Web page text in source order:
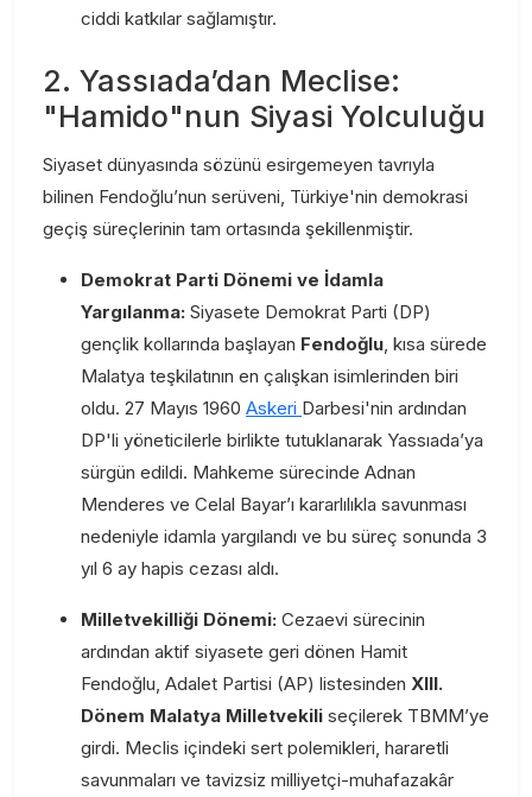
ciddi katkılar sağlamıştır.
2. Yassıada’dan Meclise:
"Hamido"nun Siyasi Yolculuğu
Siyaset dünyasında sözünü esirgemeyen tavrıyla
bilinen Fendoğlu’nun serüveni, Türkiye'nin demokrasi
geçiş süreçlerinin tam ortasında şekillenmiştir.
Demokrat Parti Dönemi ve İdamla
Yargılanma: Siyasete Demokrat Parti (DP)
gençlik kollarında başlayan Fendoğlu, kısa sürede
Malatya teşkilatının en çalışkan isimlerinden biri
oldu. 27 Mayıs 1960 Askeri Darbesi'nin ardından
DP'li yöneticilerle birlikte tutuklanarak Yassıada’ya
sürgün edildi. Mahkeme sürecinde Adnan
Menderes ve Celal Bayar’ı kararlılıkla savunması
nedeniyle idamla yargılandı ve bu süreç sonunda 3
yıl 6 ay hapis cezası aldı.
Milletvekilliği Dönemi: Cezaevi sürecinin
ardından aktif siyasete geri dönen Hamit
Fendoğlu, Adalet Partisi (AP) listesinden XIII.
Dönem Malatya Milletvekili seçilerek TBMM’ye
girdi. Meclis içindeki sert polemikleri, hararetli
savunmaları ve tavizsiz milliyetçi-muhafazakâr